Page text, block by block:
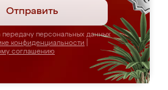
Отправить
персональных данных
конфиденциальности
соглашению